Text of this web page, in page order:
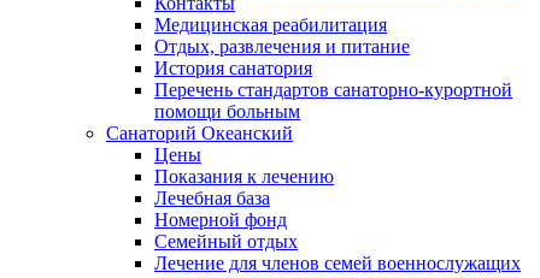
Медицинская реабилитация
Отдых, развлечения и питание
История санатория
Перечень стандартов санаторно-курортной
помощи больным
Санаторий Океанский
Цены
Показания к лечению
Лечебная база
Номерной фонд
Семейный отдых
Лечение для членов семей военнослужащих